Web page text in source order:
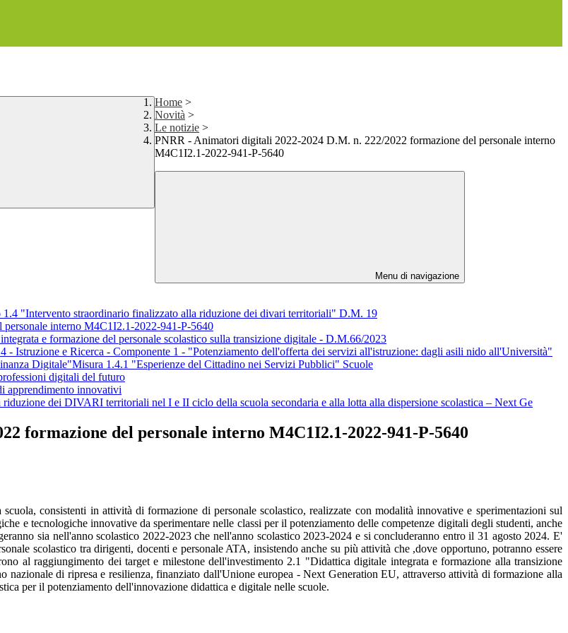
Home >
Novità >
Le notizie >
PNRR - Animatori digitali 2022-2024 D.M. n. 222/2022 formazione del personale interno
M4C1I2.1-2022-941-P-5640
Menu di navigazione
"Intervento straordinario finalizzato alla riduzione dei divari territoriali" D.M. 19
interno M4C1I2.1-2022-941-P-5640
e formazione del personale scolastico sulla transizione digitale - D.M.66/2023
Istruzione e Ricerca - Componente 1 - "Potenziamento dell'offerta dei servizi all'istruzione: dagli asili nido all'Università"
Digitale"Misura 1.4.1 "Esperienze del Cittadino nei Servizi Pubblici" Scuole
digitali del futuro
apprendimento innovativi
dei DIVARI territoriali nel I e II ciclo della scuola secondaria e alla lotta alla dispersione scolastica – Next Ge
formazione del personale interno M4C1I2.1-2022-941-P-5640
consistenti in attività di formazione di personale scolastico, realizzate con modalità innovative e sperimentazioni sul
e tecnologiche innovative da sperimentare nelle classi per il potenziamento delle competenze digitali degli studenti, anche
sia nell'anno scolastico 2022-2023 che nell'anno scolastico 2023-2024 e si concluderanno entro il 31 agosto 2024. E'
scolastico tra dirigenti, docenti e personale ATA, insistendo anche su più attività che ,dove opportuno, potranno essere
al raggiungimento dei target e milestone dell'investimento 2.1 "Didattica digitale integrata e formazione alla transizione
di ripresa e resilienza, finanziato dall'Unione europea - Next Generation EU, attraverso attività di formazione alla
per il potenziamento dell'innovazione didattica e digitale nelle scuole.